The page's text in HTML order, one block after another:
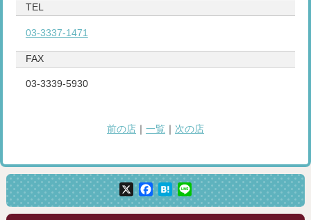
TEL
03-3337-1471
FAX
03-3339-5930
前の店 ｜一覧 次の店
X Facebook
Hatena
Line